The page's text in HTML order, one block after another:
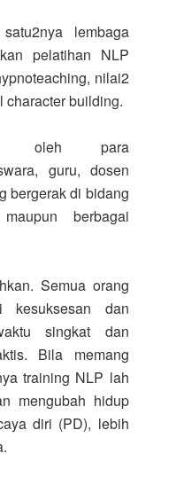
lembaga
pelatihan NLP
nilai2
character building.
oleh para
guru, dosen
bergerak di bidang
berbagai
Semua orang
kesuksesan dan
singkat dan
Bila memang
training NLP lah
mengubah hidup
diri (PD), lebih